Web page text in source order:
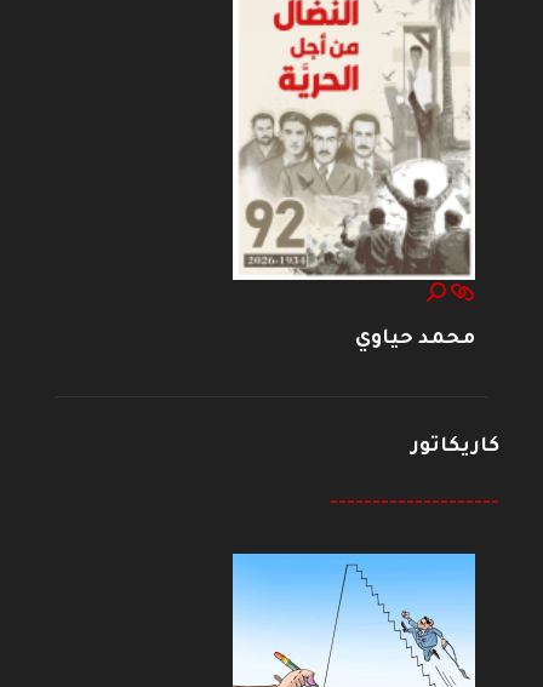
محمد حياوي
كاريكاتور
--------------------